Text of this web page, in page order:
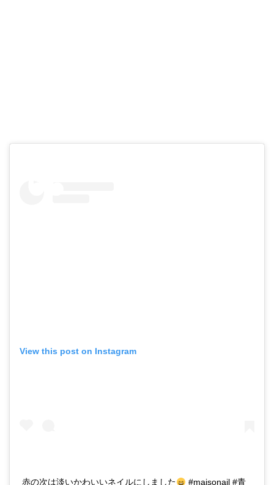
View this post on Instagram
赤の次は淡いかわいいネイルにしました #maisonail #青